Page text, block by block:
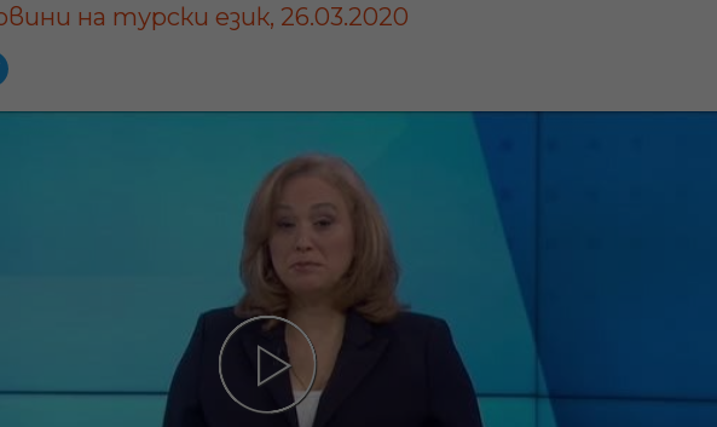
на турски език, 26.03.2020